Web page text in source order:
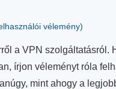
vélemény)
a VPN szolgáltatásról.
írjon véleményt róla
mint ahogy a